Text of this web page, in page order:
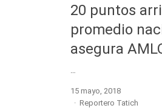
20 puntos
promedio
asegura
15 mayo, 2018
Author
Reportero Tatich